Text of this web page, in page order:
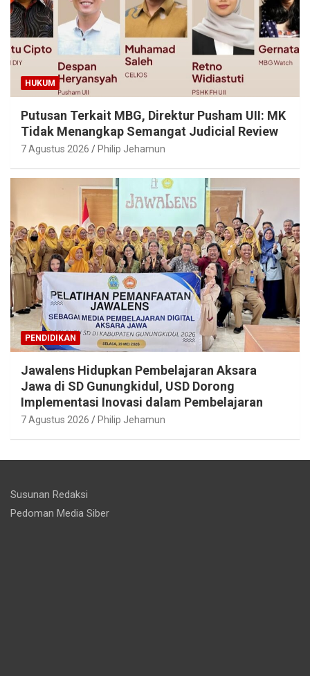
HUKUM
Putusan Terkait MBG, Direktur Pusham UII: MK
Tidak Menangkap Semangat Judicial Review
7 Agustus 2026 Philip Jehamun
PENDIDIKAN
Jawalens Hidupkan Pembelajaran Aksara
Jawa di SD Gunungkidul, USD Dorong
Implementasi Inovasi dalam Pembelajaran
7 Agustus 2026 Philip Jehamun
Susunan Redaksi
Pedoman Media Siber